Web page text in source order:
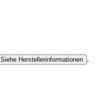
Siehe Herstellerinformationen .